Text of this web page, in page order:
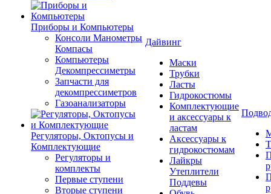
Приборы и Компьютеры
Консоли Манометры
Компасы
Компьютеры
Декомпрессиметры
Запчасти для
декомпрессиметров
Газоанализаторы
Регуляторы, Октопусы и
Комплектующие
Регуляторы и
комплекты
Первые ступени
Вторые ступени
Дайвинг
Маски
Трубки
Ласты
Гидрокостюмы
Комплектующие
и аксессуары к
ластам
Аксессуары к
гидрокостюмам
Лайкры
Утеплители
Поддевы